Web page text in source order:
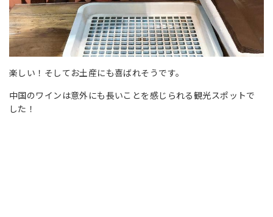
楽しい！そしてお土産にも喜ばれそうです。
中国のワインは意外にも長いことを感じられる観光スポットで
した！